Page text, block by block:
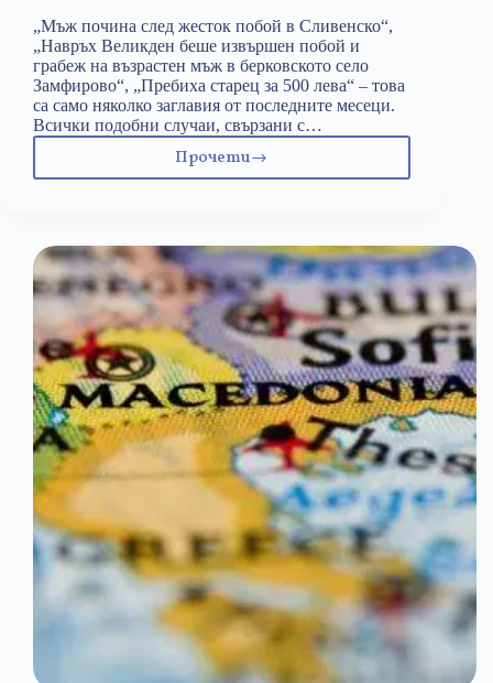
„Мъж почина след жесток побой в Сливенско“,
„Навръх Великден беше извършен побой и
грабеж на възрастен мъж в берковското село
Замфирово“, „Пребиха старец за 500 лева“ – това
са само няколко заглавия от последните месеци.
Всички подобни случаи, свързани с…
ПрочетиНежеланите